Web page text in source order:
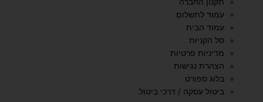
עמוד לתשלום
עמוד הבית
סל הקניות
מדיניות פרטיות
הצהרת נגישות
בלוג ספורט
ביטול עסקה / דרכי ביטול